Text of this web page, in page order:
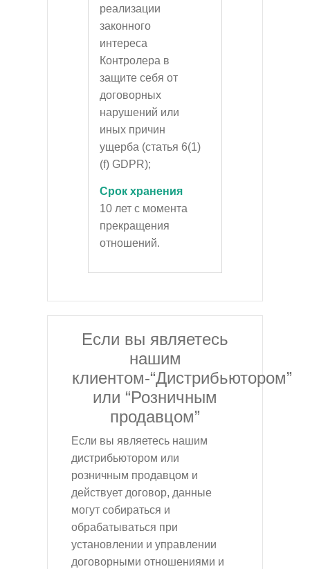
реализации
законного
интереса
Контролера в
защите себя от
договорных
нарушений или
иных причин
ущерба (статья 6(1)
(f) GDPR);
Срок хранения
10 лет с момента
прекращения
отношений.
Если вы являетесь
нашим
клиентом-“Дистрибьютором”
или “Розничным
продавцом”
Если вы являетесь нашим
дистрибьютором или
розничным продавцом и
действует договор, данные
могут собираться и
обрабатываться при
установлении и управлении
договорными отношениями и